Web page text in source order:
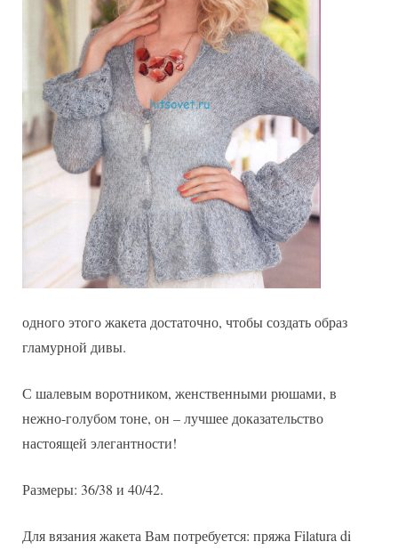
одного этого жакета достаточно, чтобы создать образ
гламурной дивы.
С шалевым воротником, женственными рюшами, в
нежно-голубом тоне, он – лучшее доказательство
настоящей элегантности!
Размеры: 36/38 и 40/42.
Для вязания жакета Вам потребуется: пряжа Filatura di